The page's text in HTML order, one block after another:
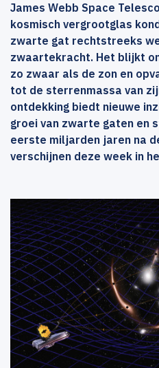
James Webb Space
kosmisch vergrootglas
zwarte gat rechtstreeks
zwaartekracht. Het blijkt
zo zwaar als de zon en
tot de sterrenmassa van
ontdekking biedt nieuwe
groei van zwarte gaten en
eerste miljarden jaren na
verschijnen deze week in